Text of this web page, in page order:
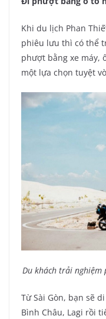
Khi du lịch Phan
phiêu lưu thì có thể
phượt bằng xe máy,
một lựa chọn tuyệt
Du khách trải nghiệm
Từ Sài Gòn, bạn sẽ
Bình Châu, Lagi rồi